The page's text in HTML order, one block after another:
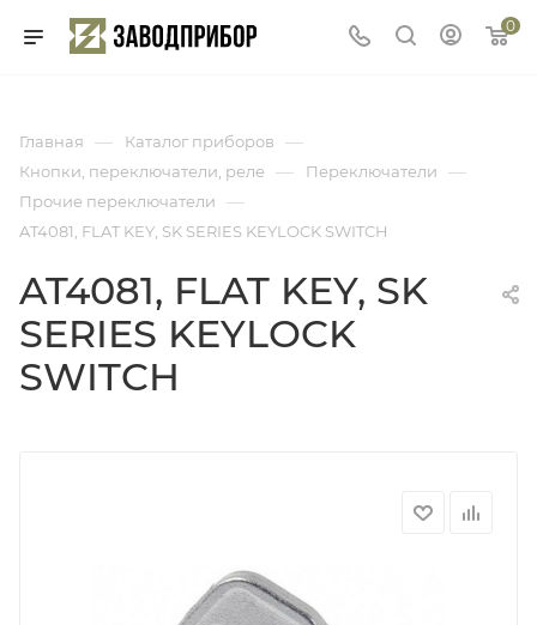
0
Главная — Каталог приборов —
Кнопки, переключатели, реле — Переключатели —
Прочие переключатели —
AT4081, FLAT KEY, SK SERIES KEYLOCK SWITCH
AT4081, FLAT KEY, SK
SERIES KEYLOCK
SWITCH